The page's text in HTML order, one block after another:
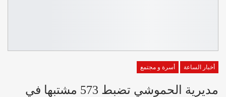
أخبار الساعة أسرة و مجتمع
مديرية الحموشي تضبط 573 مشتبها في